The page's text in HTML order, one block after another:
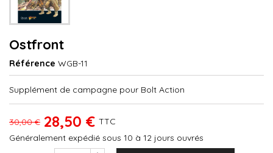
Ostfront
Référence WGB-11
Supplément de campagne pour Bolt Action
30,00 € 28,50 € TTC
Généralement expédié sous 10 à 12 jours ouvrés